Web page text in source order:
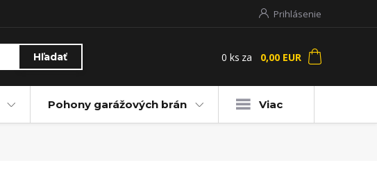
Prihlásenie
Hľadať 0 ks za 0,00 EUR
Pohony garážových brán Viac